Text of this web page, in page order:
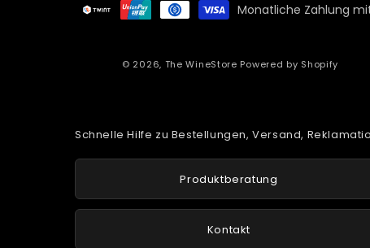
Monatliche Zahlung
© 2026, The WineStore Powered by Shopify
Schnelle Hilfe zu Bestellungen, Versand,
Produktberatung
Kontakt